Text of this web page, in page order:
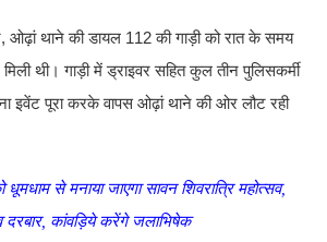
ओढ़ां थाने की डायल 112 की गाड़ी को रात के समय
थी। गाड़ी में ड्राइवर सहित कुल तीन पुलिसकर्मी
इवेंट पूरा करके वापस ओढ़ां थाने की ओर लौट रही
से मनाया जाएगा सावन शिवरात्रि महोत्सव,
दरबार, कांवड़िये करेंगे जलाभिषेक